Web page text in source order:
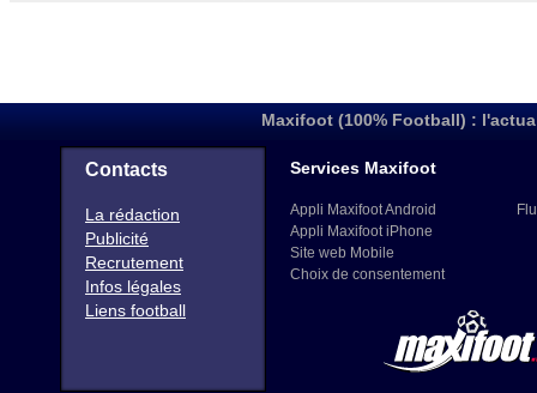
Maxifoot (100% Football) :
Contacts
La rédaction
Publicité
Recrutement
Infos légales
Liens football
Services Maxifoot
Appli Maxifoot Android
Appli Maxifoot iPhone
Site web Mobile
Choix de consentement